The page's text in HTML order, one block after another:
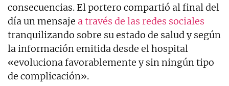
consecuencias. El portero compartió al final del
día un mensaje a través de las redes sociales
tranquilizando sobre su estado de salud y según
la información emitida desde el hospital
«evoluciona favorablemente y sin ningún tipo
de complicación».